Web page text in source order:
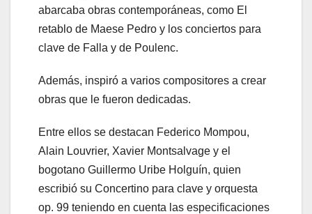
abarcaba obras contemporáneas, como El
retablo de Maese Pedro y los conciertos para
clave de Falla y de Poulenc.
Además, inspiró a varios compositores a crear
obras que le fueron dedicadas.
Entre ellos se destacan Federico Mompou,
Alain Louvrier, Xavier Montsalvage y el
bogotano Guillermo Uribe Holguín, quien
escribió su Concertino para clave y orquesta
op. 99 teniendo en cuenta las especificaciones